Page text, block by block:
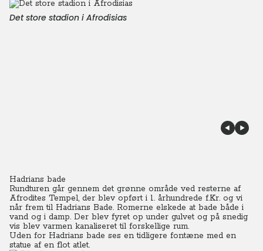
Det store stadion i Afrodisias
Hadrians bade
Rundturen går gennem det grønne område ved resterne af
Afrodites Tempel, der blev opført i 1. århundrede f.Kr. og vi
når frem til Hadrians Bade. Romerne elskede at bade både i
vand og i damp. Der blev fyret op under gulvet og på snedig
vis blev varmen kanaliseret til forskellige rum.
Uden for Hadrians bade ses en tidligere fontæne med en
statue af en flot atlet.